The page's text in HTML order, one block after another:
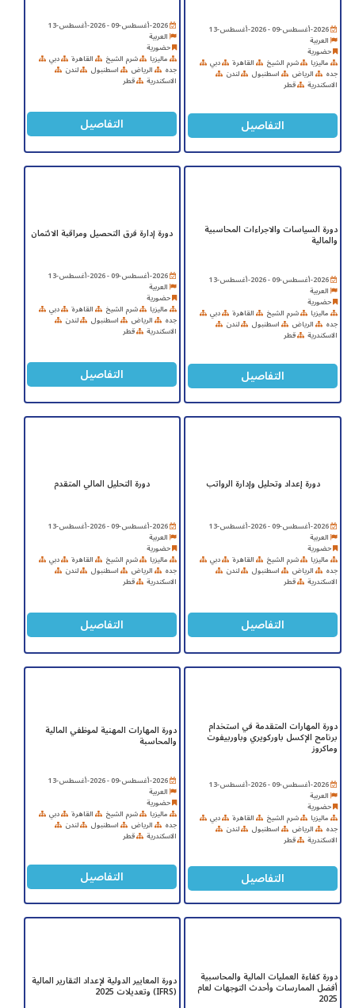
2026-أغسطس-09 - 2026-أغسطس-13
العربية
حضورية
ماليزيا شرم الشيخ القاهرة دبي
جده الرياض اسطنبول لندن
الاسكندرية قطر
التفاصيل
2026-أغسطس-09 - 2026-أغسطس-13
العربية
حضورية
ماليزيا شرم الشيخ القاهرة دبي
جده الرياض اسطنبول لندن
الاسكندرية قطر
التفاصيل
دورة السياسات والاجراءات المحاسبية
والمالية
2026-أغسطس-09 - 2026-أغسطس-13
العربية
حضورية
ماليزيا شرم الشيخ القاهرة دبي
جده الرياض اسطنبول لندن
الاسكندرية قطر
التفاصيل
دورة إدارة فرق التحصيل ومراقبة الائتمان
2026-أغسطس-09 - 2026-أغسطس-13
العربية
حضورية
ماليزيا شرم الشيخ القاهرة دبي
جده الرياض اسطنبول لندن
الاسكندرية قطر
التفاصيل
دورة إعداد وتحليل وإدارة الرواتب
2026-أغسطس-09 - 2026-أغسطس-13
العربية
حضورية
ماليزيا شرم الشيخ القاهرة دبي
جده الرياض اسطنبول لندن
الاسكندرية قطر
التفاصيل
دورة التحليل المالي المتقدم
2026-أغسطس-09 - 2026-أغسطس-13
العربية
حضورية
ماليزيا شرم الشيخ القاهرة دبي
جده الرياض اسطنبول لندن
الاسكندرية قطر
التفاصيل
دورة المهارات المتقدمة في استخدام
برنامج الإكسل باوركويري وباوربيفوت
وماكروز
2026-أغسطس-09 - 2026-أغسطس-13
العربية
حضورية
ماليزيا شرم الشيخ القاهرة دبي
جده الرياض اسطنبول لندن
الاسكندرية قطر
التفاصيل
دورة المهارات المهنية لموظفي المالية
والمحاسبة
2026-أغسطس-09 - 2026-أغسطس-13
العربية
حضورية
ماليزيا شرم الشيخ القاهرة دبي
جده الرياض اسطنبول لندن
الاسكندرية قطر
التفاصيل
دورة كفاءة العمليات المالية والمحاسبية
أفضل الممارسات وأحدث التوجهات لعام
2025
دورة المعايير الدولية لإعداد التقارير المالية
(IFRS) وتعديلات 2025